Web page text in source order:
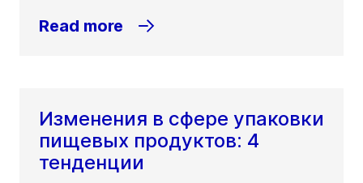
Read more
Изменения в сфере упаковки
пищевых продуктов: 4
тенденции